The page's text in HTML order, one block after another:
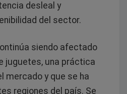
desleal y
del sector.
siendo afectado
juguetes, una práctica
mercado y que se ha
regiones del país. Se